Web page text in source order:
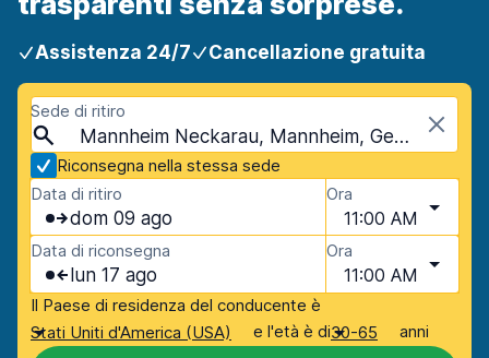
Assistenza 24/7 Cancellazione gratuita
Sede di ritiro
Mannheim Neckarau, Mannheim, Germania
Riconsegna nella stessa sede
Data di ritiro
dom 09 ago
Ora
11:00 AM
Data di riconsegna
lun 17 ago
Ora
11:00 AM
Il Paese di residenza del conducente è
Stati Uniti d'America (USA)
e l'età è di30-65 anni